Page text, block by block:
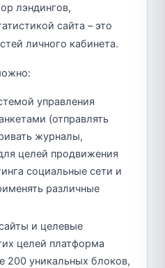
лэндингов,
сайта – это
личного кабинета.
управления
(отправлять
журналы,
целей продвижения
социальные сети и
различные
и целевые
целей платформа
200 уникальных блоков,